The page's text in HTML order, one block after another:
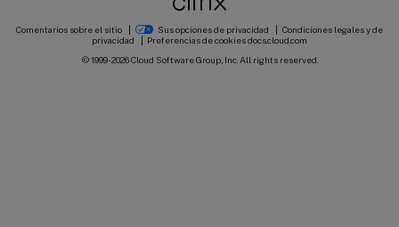
Comentarios sobre el sitio Sus opciones de privacidad
Condiciones legales y de
privacidad
Preferencias de cookiesdocs.cloud.com
© 1999-2026Cloud Software Group, Inc. All rights reserved.